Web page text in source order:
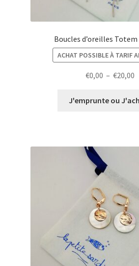
Boucles d’oreilles
ACHAT POSSIBLE À TARIF
€0,00 – €20,00
J'emprunte ou